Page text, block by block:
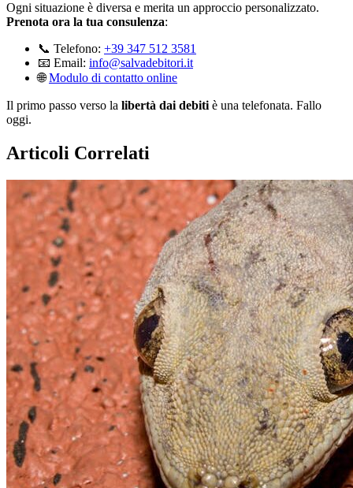
Ogni situazione è diversa e merita un approccio personalizzato.
Prenota ora la tua consulenza:
📞 Telefono: +39 347 512 3581
📧 Email: info@salvadebitori.it
🌐Modulo di contatto online
Il primo passo verso la libertà dai debiti è una telefonata. Fallo
oggi.
Articoli Correlati